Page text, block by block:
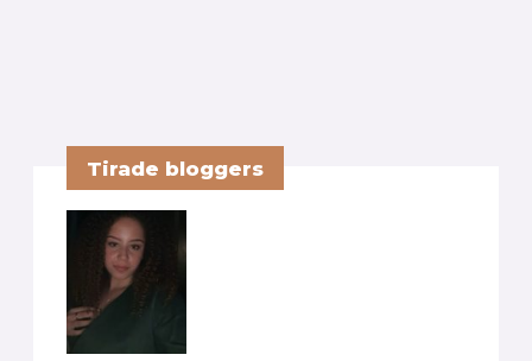
Tirade bloggers